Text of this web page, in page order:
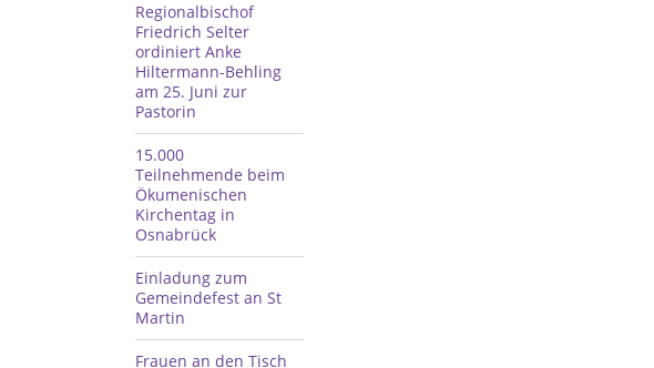
Regionalbischof
Friedrich Selter
ordiniert Anke
Hiltermann-Behling
am 25. Juni zur
Pastorin
15.000
Teilnehmende beim
Ökumenischen
Kirchentag in
Osnabrück
Einladung zum
Gemeindefest an St
Martin
Frauen an den Tisch